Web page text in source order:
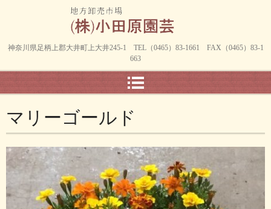
神奈川県足柄上郡大井町上大井245-1 TEL（0465）83-1661 FAX（0465）83-1
663
マリーゴールド